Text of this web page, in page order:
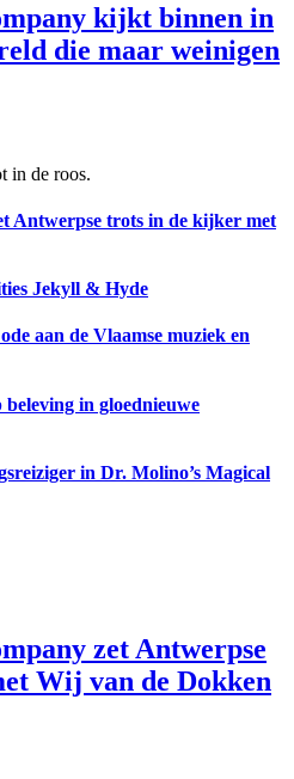
kijkt binnen in
die maar weinigen
in de roos.
Antwerpse trots in de kijker met
Jekyll & Hyde
aan de Vlaamse muziek en
in gloednieuwe
in Dr. Molino’s Magical
zet Antwerpse
Wij van de Dokken